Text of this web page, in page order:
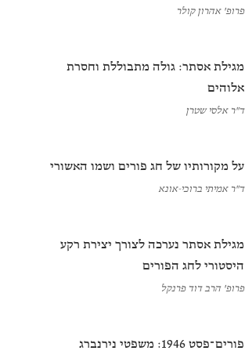
פרופ' אהרון קולר
מגילת אסתר: גולה מתבוללת וחסרת
אלוהים
ד"ר אלסי שטרן
על מקורותיו של חג פורים ושמו האשורי
ד"ר אמיתי ברוכי-אונא
מגילת אסתר נערכה לצורך יצירת רקע
היסטורי לחג הפורים
פרופ' הרב דוד פרנקל
פורים־פסט 1946: משפטי נירנברג